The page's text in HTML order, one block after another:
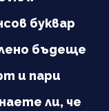
буквар
бъдеще
и пари
ли, че